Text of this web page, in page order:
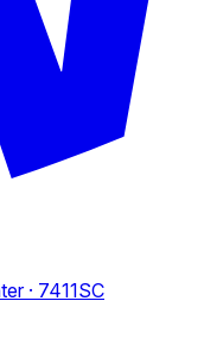
· 7411SC